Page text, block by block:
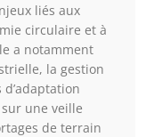
liés aux
circulaire et à
a notamment
la gestion
une veille
de terrain